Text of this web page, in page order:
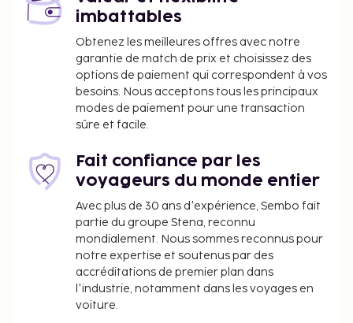
l'hébergement. Si vous mettez la détente avant
toute autre chose, n'hésitez pas à profiter des
nombreuses infrastructures de loisirs proposées par
l'hébergement et qui incluent notamment des
sources chaudes, un toboggan aquatique et un bain
à remous. Cette pension de famille propose
également l'accès Wi-Fi à Internet gratuit, une aire
catégorie de l’hébergement, fournie par notre
système d’évaluation, est basée sur le type
d’hébergement, les équipements et les services. Cet
hébergement est fermé du 1 mai 2025 au 31 août
2025 (les dates ne sont pas définitives).
Frais de bois de chauffage : 30000 KRW par nuit
La liste ci-dessus peut ne pas être exhaustive. Les
frais et acomptes peuvent être mentionnés hors
imbattables
Obtenez les meilleures offres avec notre
garantie de match de prix et choisissez des
options de paiement qui correspondent à vos
besoins. Nous acceptons tous les principaux
modes de paiement pour une transaction
sûre et facile.
Fait confiance par les
voyageurs du monde entier
Avec plus de 30 ans d'expérience, Sembo fait
partie du groupe Stena, reconnu
mondialement. Nous sommes reconnus pour
notre expertise et soutenus par des
accréditations de premier plan dans
l'industrie, notamment dans les voyages en
voiture.